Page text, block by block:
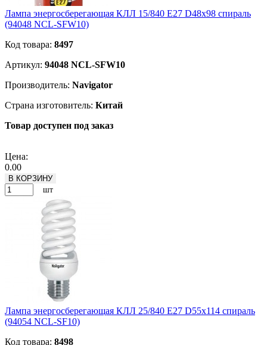
Лампа энергосберегающая КЛЛ 15/840 E27 D48x98 спираль
(94048 NCL-SFW10)
Код товара: 8497
Артикул: 94048 NCL-SFW10
Производитель: Navigator
Страна изготовитель: Китай
Товар доступен под заказ
Цена:
0.00
В КОРЗИНУ
шт
Лампа энергосберегающая КЛЛ 25/840 Е27 D55x114 спираль
(94054 NCL-SF10)
Код товара: 8498